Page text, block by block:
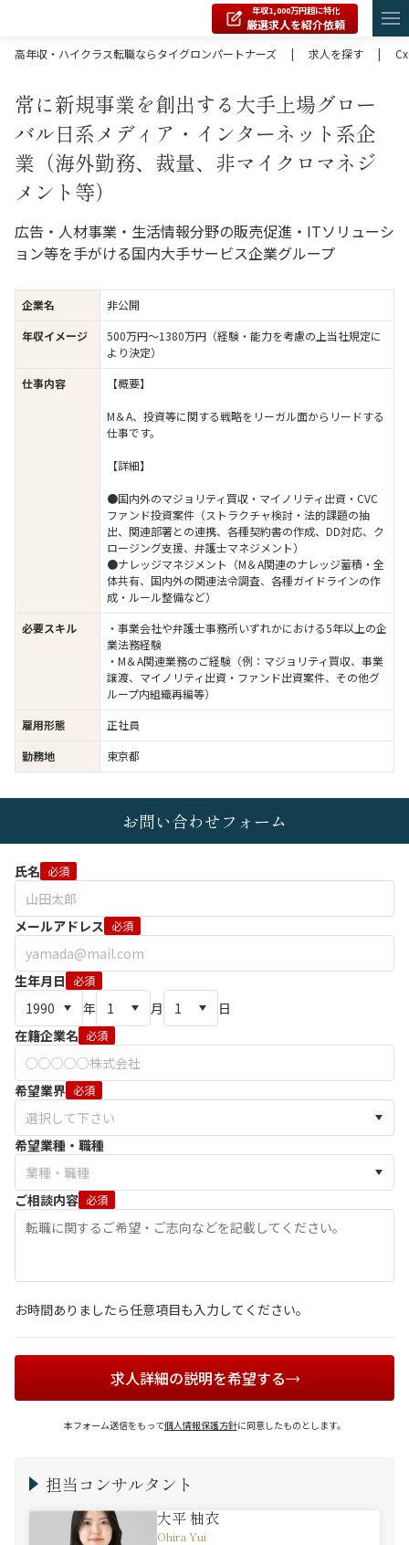
年収1,000万円超に特化
厳選求人を紹介依頼
高年収・ハイクラス転職ならタイグロンパートナーズ
| 求人を探す |
常に新規事業を創出する大手上場グロー
バル日系メディア・インターネット系企
業（海外勤務、裁量、非マイクロマネジ
メント等）
広告・人材事業・生活情報分野の販売促進・ITソリューシ
ョン等を手がける国内大手サービス企業グループ
企業名
非公開
年収イメージ
500万円〜1380万円（経験・能力を考慮の上当社規定に
より決定）
仕事内容
【概要】
M＆A、投資等に関する戦略をリーガル面からリードする
仕事です。
【詳細】
●国内外のマジョリティ買収・マイノリティ出資・CVC
ファンド投資案件（ストラクチャ検討・法的課題の抽
出、関連部署との連携、各種契約書の作成、DD対応、ク
ロージング支援、弁護士マネジメント）
●ナレッジマネジメント（M＆A関連のナレッジ蓄積・全
体共有、国内外の関連法令調査、各種ガイドラインの作
成・ルール整備など）
必要スキル
・事業会社や弁護士事務所いずれかにおける5年以上の企
業法務経験
・M＆A関連業務のご経験（例：マジョリティ買収、事業
譲渡、マイノリティ出資・ファンド出資案件、その他グ
ループ内組織再編等）
雇用形態
正社員
勤務地
東京都
お問い合わせフォーム
氏名 必須
メールアドレス 必須
生年月日 必須
年 月
日
在籍企業名 必須
希望業界 必須
希望業種・職種
ご相談内容 必須
お時間ありましたら任意項目も入力してください。
求人詳細の説明を希望する
本フォーム送信をもって個人情報保護方針に同意したものとします。
担当コンサルタント
大平 柚衣
Ohira Yui